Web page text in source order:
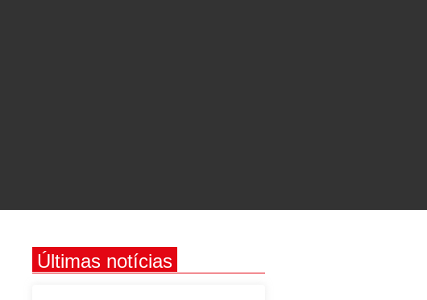
Últimas notícias